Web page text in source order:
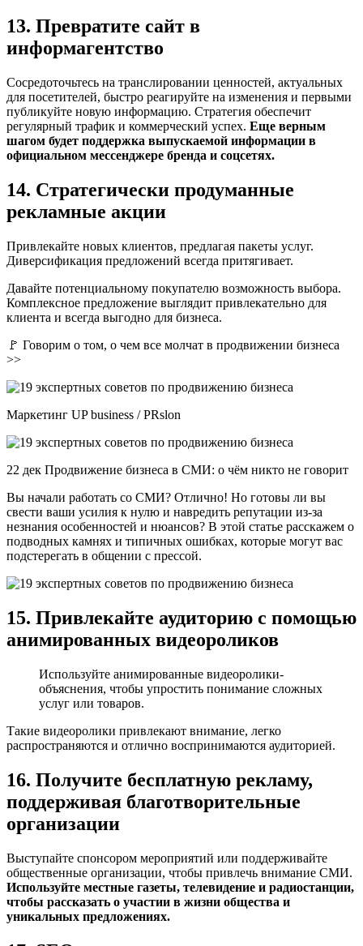
13. Превратите сайт в
информагентство
Сосредоточьтесь на транслировании ценностей, актуальных
для посетителей, быстро реагируйте на изменения и первыми
публикуйте новую информацию. Стратегия обеспечит
регулярный трафик и коммерческий успех. Еще верным
шагом будет поддержка выпускаемой информации в
официальном мессенджере бренда и соцсетях.
14. Стратегически продуманные
рекламные акции
Привлекайте новых клиентов, предлагая пакеты услуг.
Диверсификация предложений всегда притягивает.
Давайте потенциальному покупателю возможность выбора.
Комплексное предложение выглядит привлекательно для
клиента и всегда выгодно для бизнеса.
🚩 Говорим о том, о чем все молчат в продвижении бизнеса
>>
Маркетинг UP business / PRslon
22 дек Продвижение бизнеса в СМИ: о чём никто не говорит
Вы начали работать со СМИ? Отлично! Но готовы ли вы
свести ваши усилия к нулю и навредить репутации из-за
незнания особенностей и нюансов? В этой статье расскажем о
подводных камнях и типичных ошибках, которые могут вас
подстерегать в общении с прессой.
15. Привлекайте аудиторию с помощью
анимированных видеороликов
Используйте анимированные видеоролики-
объяснения, чтобы упростить понимание сложных
услуг или товаров.
Такие видеоролики привлекают внимание, легко
распространяются и отлично воспринимаются аудиторией.
16. Получите бесплатную рекламу,
поддерживая благотворительные
организации
Выступайте спонсором мероприятий или поддерживайте
общественные организации, чтобы привлечь внимание СМИ.
Используйте местные газеты, телевидение и радиостанции,
чтобы рассказать о участии в жизни общества и
уникальных предложениях.